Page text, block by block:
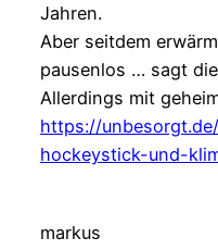
Jahren.
Aber seitdem
pausenlos … sagt
Allerdings mit
https://
hockeystick-und-
markus